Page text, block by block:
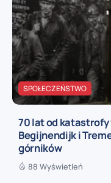
SPOŁECZEŃSTWO
70 lat od
Begijnendijk i
górników
88 Wyświetleń